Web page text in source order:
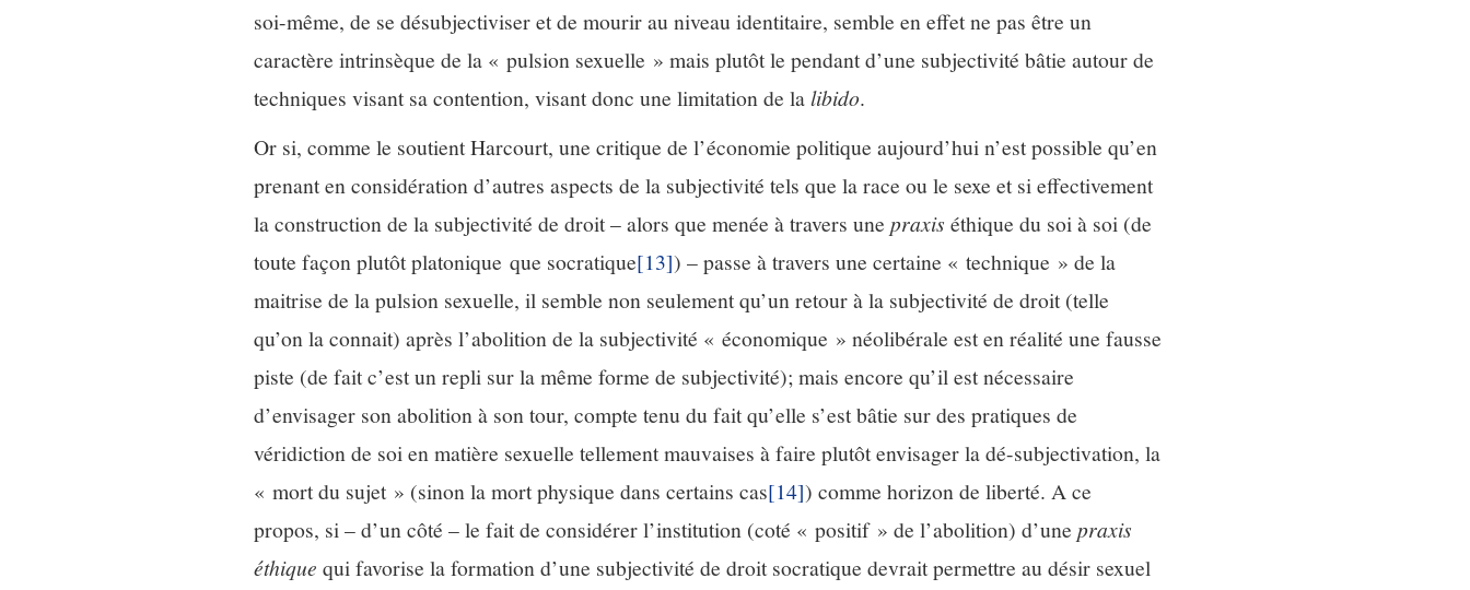
soi-même, de se désubjectiviser et de mourir au niveau identitaire, semble en effet ne pas être un
caractère intrinsèque de la « pulsion sexuelle » mais plutôt le pendant d’une subjectivité bâtie autour de
techniques visant sa contention, visant donc une limitation de lalibido.
Or si, comme le soutient Harcourt, une critique de l’économie politique aujourd’hui n’est possible qu’en
prenant en considération d’autres aspects de la subjectivité tels que la race ou le sexe et si effectivement
la construction de la subjectivité de droit – alors que menée à travers une praxis éthique du soi à soi (de
toute façon plutôt platonique que socratique[13]) – passe à travers une certaine « technique » de la
maitrise de la pulsion sexuelle, il semble non seulement qu’un retour à la subjectivité de droit (telle
qu’on la connait) après l’abolition de la subjectivité « économique » néolibérale est en réalité une fausse
piste (de fait c’est un repli sur la même forme de subjectivité); mais encore qu’il est nécessaire
d’envisager son abolition à son tour, compte tenu du fait qu’elle s’est bâtie sur des pratiques de
véridiction de soi en matière sexuelle tellement mauvaises à faire plutôt envisager la dé-subjectivation, la
« mort du sujet » (sinon la mort physique dans certains cas[14]) comme horizon de liberté. A ce
propos, si – d’un côté – le fait de considérer l’institution (coté « positif » de l’abolition) d’une praxis
éthique qui favorise la formation d’une subjectivité de droit socratique devrait permettre au désir sexuel